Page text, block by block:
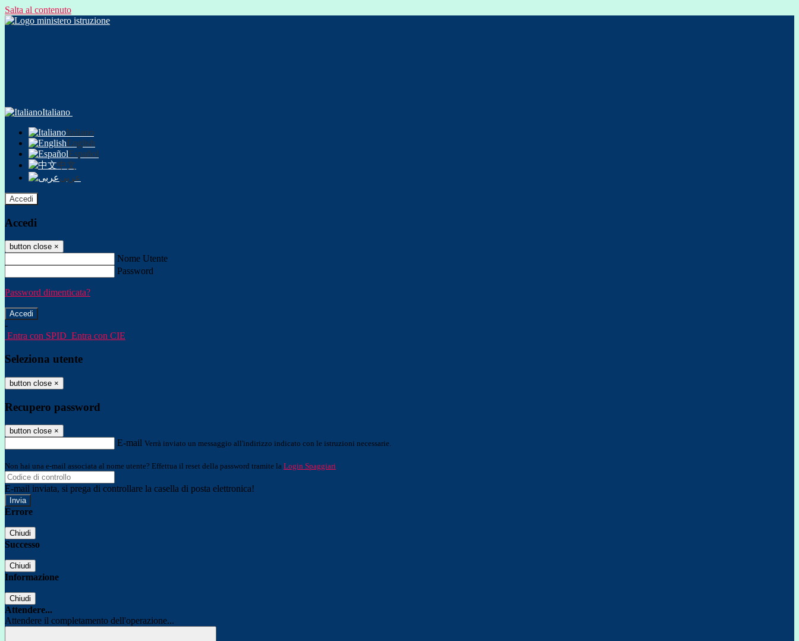
Salta al contenuto
Italiano
Italiano
English
Español
中文
عربى
Accedi
Accedi
button close ×
Nome Utente
Password
Password dimenticata?
-
Entra con SPID Entra con CIE
Seleziona utente
button close ×
Recupero password
button close ×
E-mail Verrà inviato un messaggio all'indirizzo indicato con le istruzioni necessarie.
Non hai una e-mail associata al nome utente? Effettua il reset della password tramite la Login Spaggiari
E-mail inviata, si prega di controllare la casella di posta elettronica!
Errore
Chiudi
Successo
Chiudi
Informazione
Chiudi
Attendere...
Attendere il completamento dell'operazione...